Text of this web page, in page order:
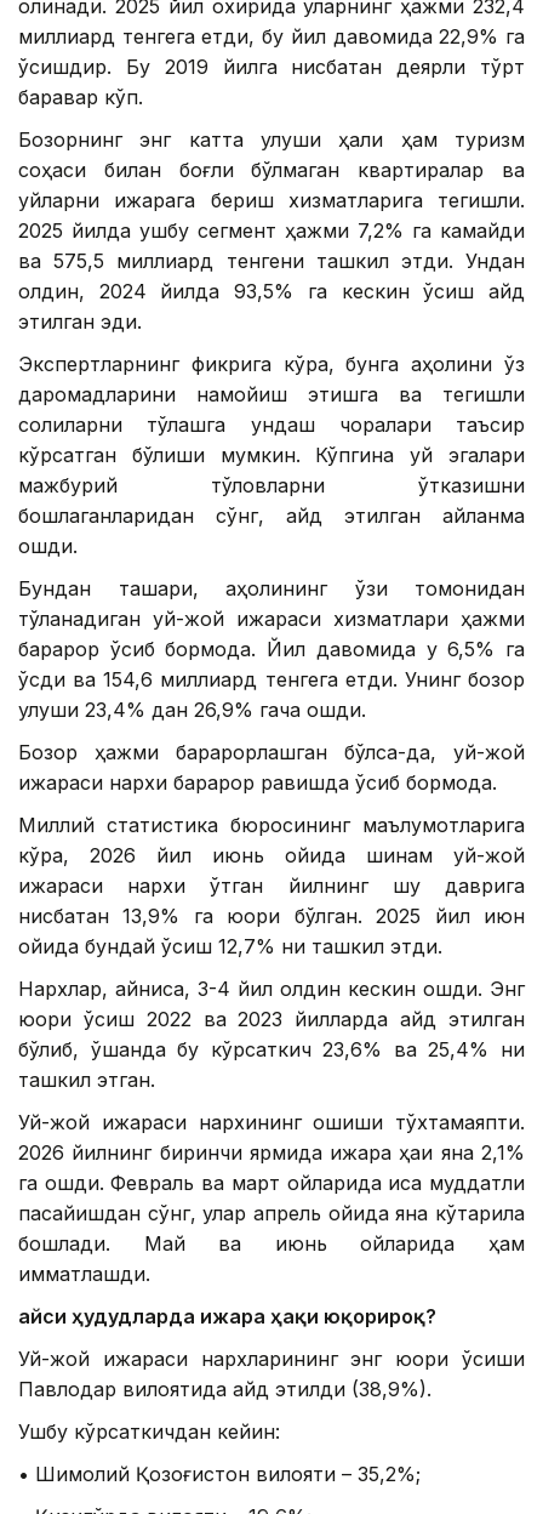
олинади. 2025 йил охирида уларнинг ҳажми 232,4
миллиард тенгега етди, бу йил давомида 22,9% га
ўсишдир. Бу 2019 йилга нисбатан деярли тўрт
баравар кўп.
Бозорнинг энг катта улуши ҳали ҳам туризм
соҳаси билан боғлиқ бўлмаган квартиралар ва
уйларни ижарага бериш хизматларига тегишли.
2025 йилда ушбу сегмент ҳажми 7,2% га камайди
ва 575,5 миллиард тенгени ташкил этди. Ундан
олдин, 2024 йилда 93,5% га кескин ўсиш қайд
этилган эди.
Экспертларнинг фикрига кўра, бунга аҳолини ўз
даромадларини намойиш этишга ва тегишли
солиқларни тўлашга ундаш чоралари таъсир
кўрсатган бўлиши мумкин. Кўпгина уй эгалари
мажбурий тўловларни ўтказишни
бошлаганларидан сўнг, қайд этилган айланма
ошди.
Бундан ташқари, аҳолининг ўзи томонидан
тўланадиган уй-жой ижараси хизматлари ҳажми
барқарор ўсиб бормоқда. Йил давомида у 6,5% га
ўсди ва 154,6 миллиард тенгега етди. Унинг бозор
улуши 23,4% дан 26,9% гача ошди.
Бозор ҳажми барқарорлашган бўлса-да, уй-жой
ижараси нархи барқарор равишда ўсиб бормоқда.
Миллий статистика бюросининг маълумотларига
кўра, 2026 йил июнь ойида шинам уй-жой
ижараси нархи ўтган йилнинг шу даврига
нисбатан 13,9% га юқори бўлган. 2025 йил июн
ойида бундай ўсиш 12,7% ни ташкил этди.
Нархлар, айниқса, 3-4 йил олдин кескин ошди. Энг
юқори ўсиш 2022 ва 2023 йилларда қайд этилган
бўлиб, ўшанда бу кўрсаткич 23,6% ва 25,4% ни
ташкил этган.
Уй-жой ижараси нархининг ошиши тўхтамаяпти.
2026 йилнинг биринчи ярмида ижара ҳақи яна 2,1%
га ошди. Февраль ва март ойларида қисқа муддатли
пасайишдан сўнг, улар апрель ойида яна кўтарила
бошлади. Май ва июнь ойларида ҳам
қимматлашди.
Қайси ҳудудларда ижара ҳақи юқорироқ?
Уй-жой ижараси нархларининг энг юқори ўсиши
Павлодар вилоятида қайд этилди (38,9%).
Ушбу кўрсаткичдан кейин:
• Шимолий Қозоғистон вилояти – 35,2%;